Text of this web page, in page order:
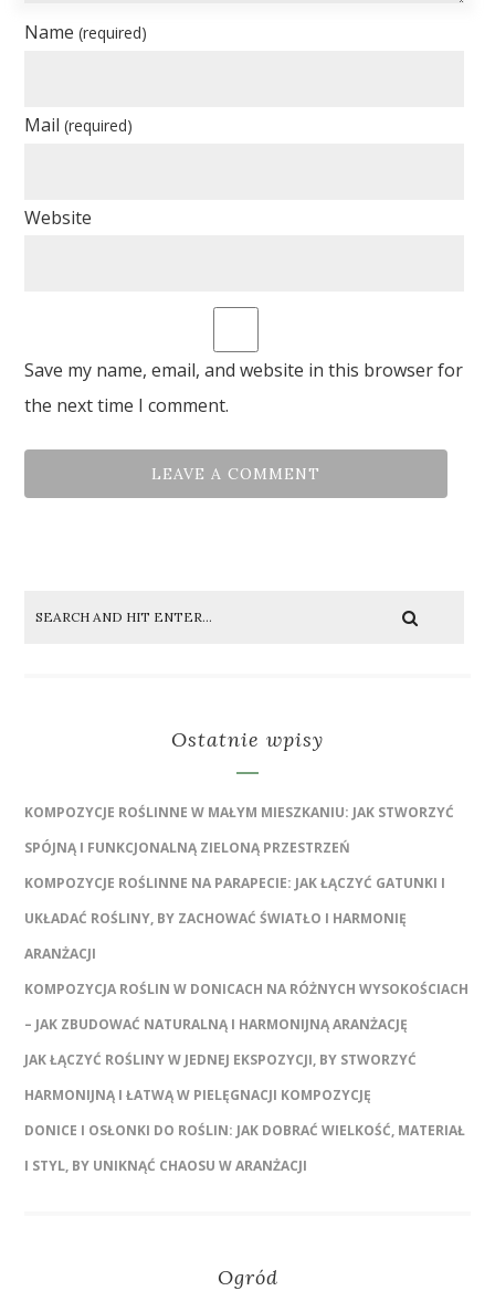
Name(required)
Mail(required)
Website
Save my name, email, and website in this browser for
the next time I comment.
Ostatnie wpisy
KOMPOZYCJE ROŚLINNE W MAŁYM MIESZKANIU: JAK STWORZYĆ
SPÓJNĄ I FUNKCJONALNĄ ZIELONĄ PRZESTRZEŃ
KOMPOZYCJE ROŚLINNE NA PARAPECIE: JAK ŁĄCZYĆ GATUNKI I
UKŁADAĆ ROŚLINY, BY ZACHOWAĆ ŚWIATŁO I HARMONIĘ
ARANŻACJI
KOMPOZYCJA ROŚLIN W DONICACH NA RÓŻNYCH WYSOKOŚCIACH
– JAK ZBUDOWAĆ NATURALNĄ I HARMONIJNĄ ARANŻACJĘ
JAK ŁĄCZYĆ ROŚLINY W JEDNEJ EKSPOZYCJI, BY STWORZYĆ
HARMONIJNĄ I ŁATWĄ W PIELĘGNACJI KOMPOZYCJĘ
DONICE I OSŁONKI DO ROŚLIN: JAK DOBRAĆ WIELKOŚĆ, MATERIAŁ
I STYL, BY UNIKNĄĆ CHAOSU W ARANŻACJI
Ogród